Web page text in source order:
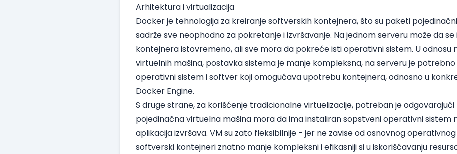
Arhitektura i virtualizacija
Docker je tehnologija za kreiranje softverskih kontejnera, što su paketi
sadrže sve neophodno za pokretanje i izvršavanje. Na jednom serveru može da se
kontejnera istovremeno, ali sve mora da pokreće isti operativni sistem. U odnosu
virtuelnih mašina, postavka sistema je manje kompleksna, na serveru je
operativni sistem i softver koji omogućava upotrebu kontejnera, odnosno u
Docker Engine.
S druge strane, za korišćenje tradicionalne virtuelizacije, potreban je
pojedinačna virtuelna mašina mora da ima instaliran sopstveni operativni sistem
aplikacija izvršava. VM su zato fleksibilnije - jer ne zavise od osnovnog
softverski kontejneri znatno manje kompleksni i efikasniji si u iskorišćavanju